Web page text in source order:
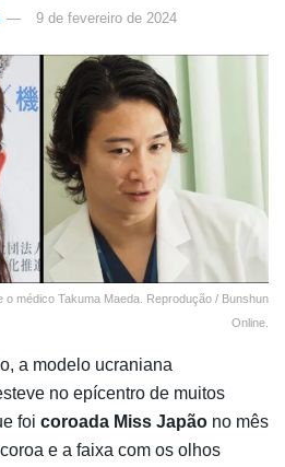
9 de fevereiro de 2024
o médico Takuma Maeda. Reprodução / Bunshun
Online.
a modelo ucraniana
no epícentro de muitos
foi coroada Miss Japão no mês
e a faixa com os olhos